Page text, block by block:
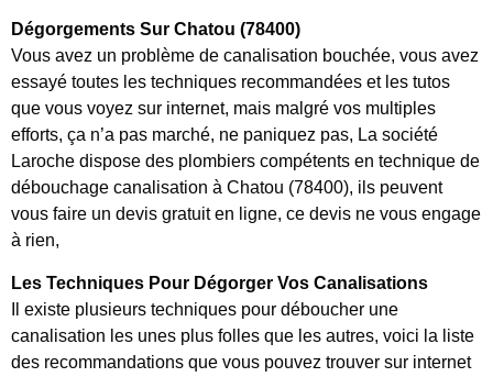
Dégorgements Sur Chatou (78400)
Vous avez un problème de canalisation bouchée, vous avez
essayé toutes les techniques recommandées et les tutos
que vous voyez sur internet, mais malgré vos multiples
efforts, ça n’a pas marché, ne paniquez pas, La société
Laroche dispose des plombiers compétents en technique de
débouchage canalisation à Chatou (78400), ils peuvent
vous faire un devis gratuit en ligne, ce devis ne vous engage
à rien,
Les Techniques Pour Dégorger Vos Canalisations
Il existe plusieurs techniques pour déboucher une
canalisation les unes plus folles que les autres, voici la liste
des recommandations que vous pouvez trouver sur internet